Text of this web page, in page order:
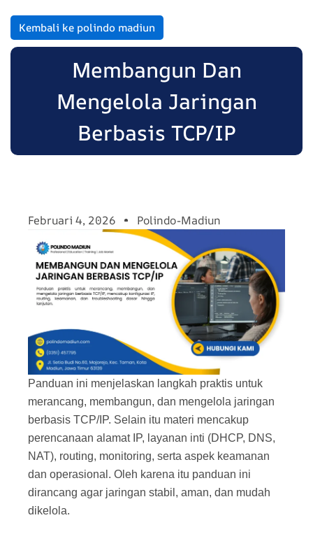
Kembali ke polindo madiun
Membangun Dan
Mengelola Jaringan
Berbasis TCP/IP
Februari 4, 2026 Polindo-Madiun
Panduan ini menjelaskan langkah praktis untuk
merancang, membangun, dan mengelola jaringan
berbasis TCP/IP. Selain itu materi mencakup
perencanaan alamat IP, layanan inti (DHCP, DNS,
NAT), routing, monitoring, serta aspek keamanan
dan operasional. Oleh karena itu panduan ini
dirancang agar jaringan stabil, aman, dan mudah
dikelola.